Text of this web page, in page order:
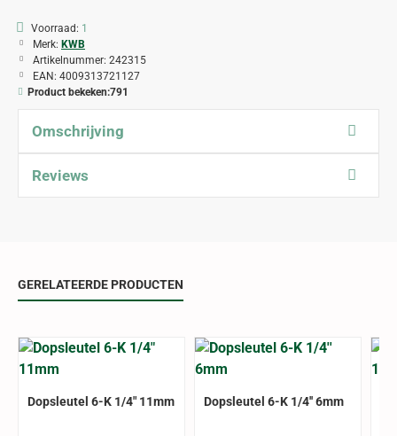
Voorraad: 1
Merk: KWB
Artikelnummer: 242315
EAN: 4009313721127
Product bekeken:791
Omschrijving
Reviews
GERELATEERDE PRODUCTEN
Dopsleutel 6-K 1/4" 11mm Dopsleutel 6-K 1/4'' 6mm